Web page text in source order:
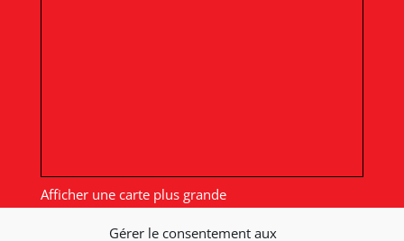
Gérer le consentement aux
Afficher une carte plus grande